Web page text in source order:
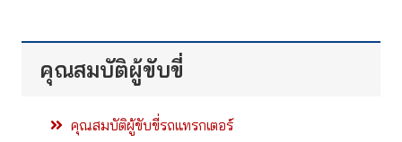
คุณสมบัติผู้ขับขี่
คุณสมบัติผู้ขับขี่รถแทรกเตอร์